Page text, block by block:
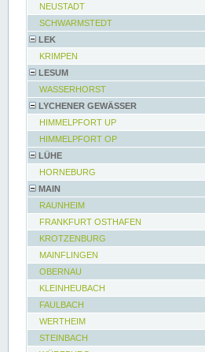
NEUSTADT
SCHWARMSTEDT
LEK
KRIMPEN
LESUM
WASSERHORST
LYCHENER GEWÄSSER
HIMMELPFORT UP
HIMMELPFORT OP
LÜHE
HORNEBURG
MAIN
RAUNHEIM
FRANKFURT OSTHAFEN
KROTZENBURG
MAINFLINGEN
OBERNAU
KLEINHEUBACH
FAULBACH
WERTHEIM
STEINBACH